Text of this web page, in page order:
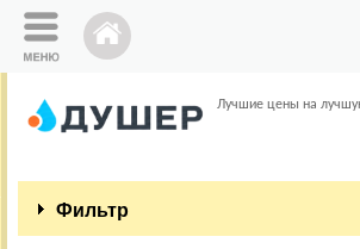
Лучшие цены на
Фильтр